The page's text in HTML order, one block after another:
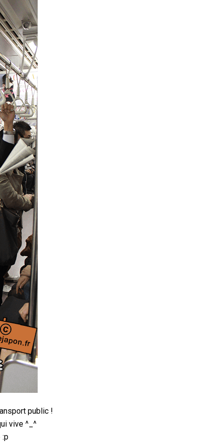
public !
vive ^_^
:p